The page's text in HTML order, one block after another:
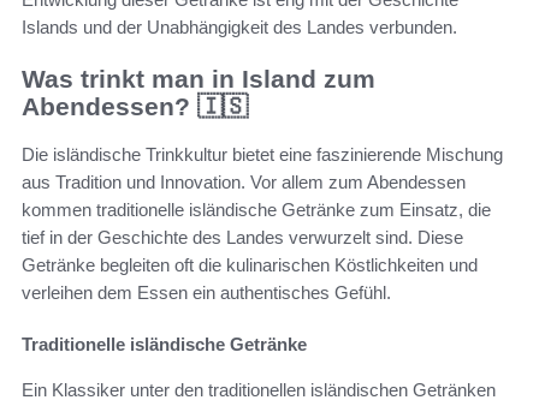
Islands und der Unabhängigkeit des Landes verbunden.
Was trinkt man in Island zum
Abendessen? 🇮🇸
Die isländische Trinkkultur bietet eine faszinierende Mischung
aus Tradition und Innovation. Vor allem zum Abendessen
kommen traditionelle isländische Getränke zum Einsatz, die
tief in der Geschichte des Landes verwurzelt sind. Diese
Getränke begleiten oft die kulinarischen Köstlichkeiten und
verleihen dem Essen ein authentisches Gefühl.
Traditionelle isländische Getränke
Ein Klassiker unter den traditionellen isländischen Getränken